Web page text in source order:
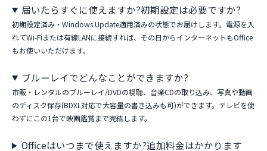
届いたらすぐに使えますか?初期設定は必要ですか?
初期設定済み・Windows Update適用済みの状態でお届けします。電源を入
れてWi-Fiまたは有線LANに接続すれば、その日からインターネットもOffice
もお使いいただけます。
ブルーレイでどんなことができますか?
市販・レンタルのブルーレイ/DVDの視聴、音楽CDの取り込み、写真や動画
のディスク保存(BDXL対応で大容量の書き込みも可)ができます。テレビを使
わずにこの1台で映画鑑賞まで完結します。
Officeはいつまで使えますか?追加料金はかかります